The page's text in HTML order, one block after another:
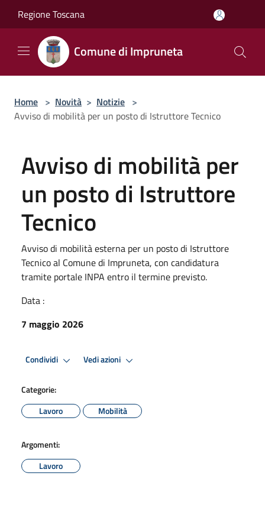
Regione Toscana
Comune di Impruneta
Home > Novità > Notizie >
Avviso di mobilità per un posto di Istruttore Tecnico
Avviso di mobilità per
un posto di Istruttore
Tecnico
Avviso di mobilità esterna per un posto di Istruttore
Tecnico al Comune di Impruneta, con candidatura
tramite portale INPA entro il termine previsto.
Data :
7 maggio 2026
Condividi Vedi azioni
Categorie:
Lavoro
Mobilità
Argomenti:
Lavoro